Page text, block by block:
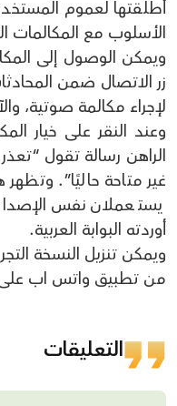
أطلقتها لعموم
الأسلوب مع المكالمات
ويمكن الوصول إلى
زر الاتصال ضمن
لإجراء مكالمة صوتية،
وعند النقر على خيار
الراهن رسالة تقول “تعذر
غير متاحة حاليًا”.
يستعملان نفس
أوردته البوابة العربية.
من تطبيق واتس اب على
التعليقات